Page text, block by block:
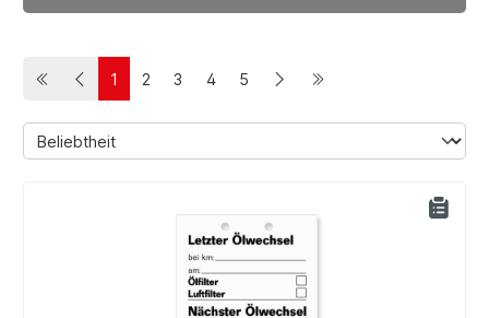
Seite
1
Seite
2
Seite
3
Seite
4
Seite
5